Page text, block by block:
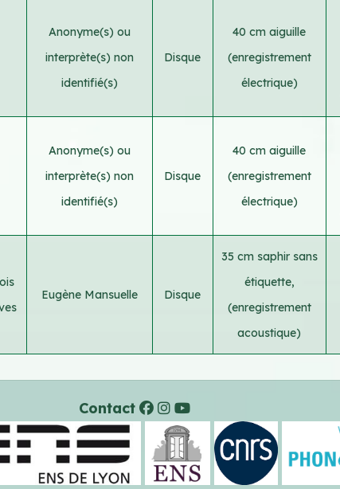
Anonyme(s) ou
interprète(s) non
identifié(s)
Disque
40 cm aiguille
(enregistrement
électrique)
Anonyme(s) ou
interprète(s) non
identifié(s)
Disque
40 cm aiguille
(enregistrement
électrique)
Eugène Mansuelle Disque
35 cm saphir sans
étiquette,
(enregistrement
acoustique)
Contact